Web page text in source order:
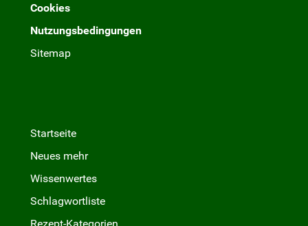
Cookies
Nutzungsbedingungen
Sitemap
Startseite
Neues mehr
Wissenwertes
Schlagwortliste